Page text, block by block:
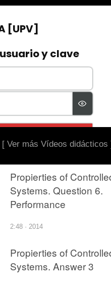
[ Ver más Vídeos didácticos
Propierties of
Systems. Question 6.
Performance
2:48 · 2014
Propierties of
Systems. Answer 3